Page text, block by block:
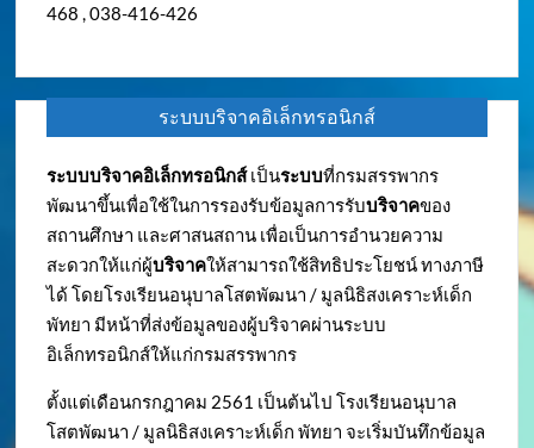
468 , 038-416-426
ระบบบริจาคอิเล็กทรอนิกส์
ระบบบริจาคอิเล็กทรอนิกส์เป็นระบบที่กรมสรรพากร
พัฒนาขึ้นเพื่อใช้ในการรองรับข้อมูลการรับบริจาคของ
สถานศึกษา และศาสนสถาน เพื่อเป็นการอำนวยความ
สะดวกให้แก่ผู้บริจาคให้สามารถใช้สิทธิประโยชน์ ทางภาษี
ได้ โดยโรงเรียนอนุบาลโสตพัฒนา / มูลนิธิสงเคราะห์เด็ก
พัทยา มีหน้าที่ส่งข้อมูลของผู้บริจาคผ่านระบบ
อิเล็กทรอนิกส์ให้แก่กรมสรรพากร
ตั้งแต่เดือนกรกฎาคม 2561 เป็นต้นไป โรงเรียนอนุบาล
โสตพัฒนา / มูลนิธิสงเคราะห์เด็ก พัทยา จะเริ่มบันทึกข้อมูล